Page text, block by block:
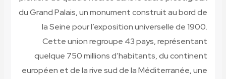
du Grand Palais, un monument construit au bord de
la Seine pour l’exposition universelle de 1900.
Cette union regroupe 43 pays, représentant
quelque 750 millions d’habitants, du continent
européen et de la rive sud de la Méditerranée, une